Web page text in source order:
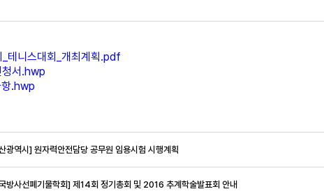
_테니스대회_개최계획.pdf
청서.hwp
항.hwp
광역시] 원자력안전담당 공무원 임용시험 시행계획
방사선폐기물학회] 제14회 정기총회 및 2016 추계학술발표회 안내